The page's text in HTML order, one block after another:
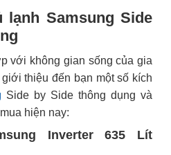
Samsung Side
với không gian sống của gia
thiệu đến bạn một số kích
Side by Side thông dụng và
hiện nay:
Inverter 635 Lít